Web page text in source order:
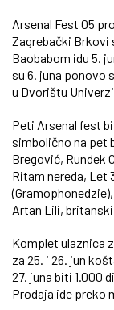
Arsenal Fest 05
Zagrebački Brkovi
Baobabom idu 5.
su 6. juna ponovo
u Dvorištu
Peti Arsenal fest
simbolično na pet
Bregović, Rundek
Ritam nereda, Let
Artan Lili,
Komplet ulaznica
za 25. i 26. jun
27. juna biti 1.000
Prodaja ide preko